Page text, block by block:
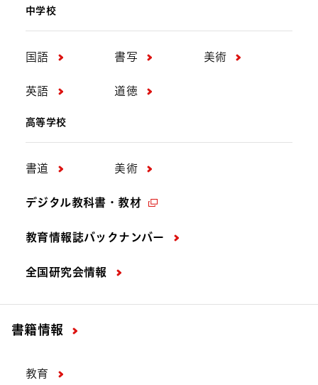
中学校
国語 書写 美術
英語 道徳
高等学校
書道 美術
デジタル教科書・教材
教育情報誌バックナンバー
全国研究会情報
書籍情報
教育